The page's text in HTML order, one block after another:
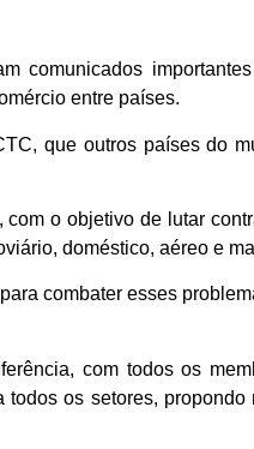
comunicados
entre países.
que outros países do
o objetivo de lutar
doméstico, aéreo e
combater esses
com todos os
os setores, propondo